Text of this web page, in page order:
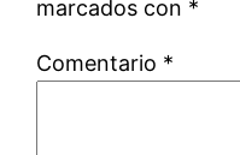
marcados con *
Comentario *